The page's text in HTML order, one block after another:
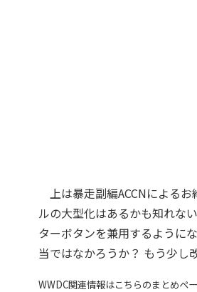
上は暴走副編ACCNによる
ルの大型化はあるかも知れな
ターボタンを兼用するように
当ではなかろうか？ もう少し
WWDC関連情報はこちらのまとめペ